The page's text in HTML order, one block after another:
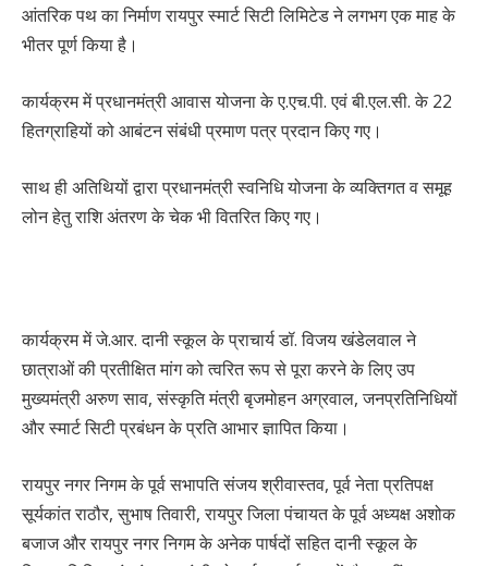
आंतरिक पथ का निर्माण रायपुर स्मार्ट सिटी लिमिटेड ने लगभग एक माह के
भीतर पूर्ण किया है।
कार्यक्रम में प्रधानमंत्री आवास योजना के ए.एच.पी. एवं बी.एल.सी. के 22
हितग्राहियों को आबंटन संबंधी प्रमाण पत्र प्रदान किए गए।
साथ ही अतिथियों द्वारा प्रधानमंत्री स्वनिधि योजना के व्यक्तिगत व समूह
लोन हेतु राशि अंतरण के चेक भी वितरित किए गए।
कार्यक्रम में जे.आर. दानी स्कूल के प्राचार्य डॉ. विजय खंडेलवाल ने
छात्राओं की प्रतीक्षित मांग को त्वरित रूप से पूरा करने के लिए उप
मुख्यमंत्री अरुण साव, संस्कृति मंत्री बृजमोहन अग्रवाल, जनप्रतिनिधियों
और स्मार्ट सिटी प्रबंधन के प्रति आभार ज्ञापित किया।
रायपुर नगर निगम के पूर्व सभापति संजय श्रीवास्तव, पूर्व नेता प्रतिपक्ष
सूर्यकांत राठौर, सुभाष तिवारी, रायपुर जिला पंचायत के पूर्व अध्यक्ष अशोक
बजाज और रायपुर नगर निगम के अनेक पार्षदों सहित दानी स्कूल के